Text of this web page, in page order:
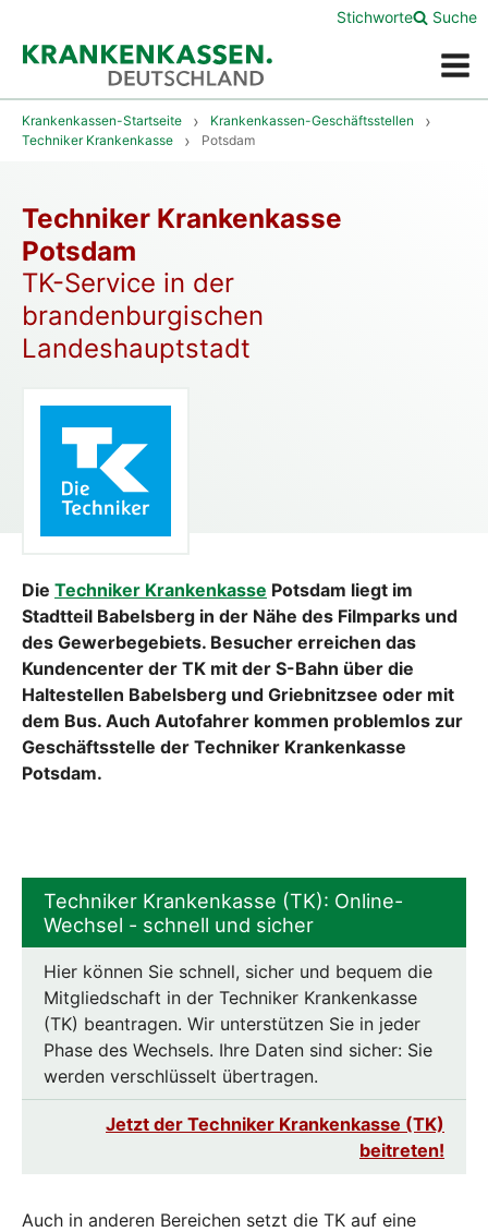
Menü
Stichworte Suche
Krankenkassen-Startseite
Krankenkassen-Geschäftsstellen
Techniker Krankenkasse
Potsdam
Techniker Krankenkasse
Potsdam
TK-Service in der
brandenburgischen
Landeshauptstadt
Die Techniker Krankenkasse Potsdam liegt im
Stadtteil Babelsberg in der Nähe des Filmparks und
des Gewerbegebiets. Besucher erreichen das
Kundencenter der TK mit der S-Bahn über die
Haltestellen Babelsberg und Griebnitzsee oder mit
dem Bus. Auch Autofahrer kommen problemlos zur
Geschäftsstelle der Techniker Krankenkasse
Potsdam.
Techniker Krankenkasse (TK): Online-
Wechsel - schnell und sicher
Hier können Sie schnell, sicher und bequem die
Mitgliedschaft in der Techniker Krankenkasse
(TK) beantragen. Wir unterstützen Sie in jeder
Phase des Wechsels. Ihre Daten sind sicher: Sie
werden verschlüsselt übertragen.
Jetzt der Techniker Krankenkasse (TK)
beitreten!
Auch in anderen Bereichen setzt die TK auf eine